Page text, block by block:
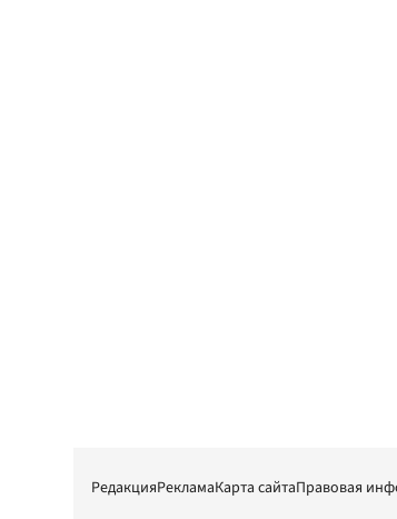
РедакцияРекламаКарта сайтаПравовая